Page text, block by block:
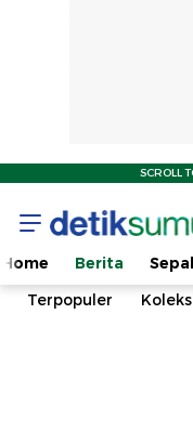
SCROLL
Home Berita
Terpopuler